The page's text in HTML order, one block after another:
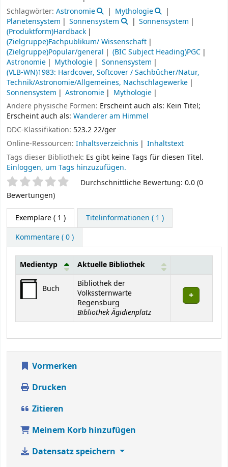
Schlagwörter: Astronomie
Mythologie
Planetensystem
Sonnensystem
Sonnensystem
(Produktform)Hardback
(Zielgruppe)Fachpublikum/ Wissenschaft
(Zielgruppe)Popular/general
(BIC Subject Heading)PGC
Astronomie
Mythologie
Sonnensystem
(VLB-WN)1983: Hardcover, Softcover / Sachbücher/Natur,
Technik/Astronomie/Allgemeines, Nachschlagewerke
Sonnensystem
Astronomie
Mythologie
Andere physische Formen: Erscheint auch als: Kein Titel;
Erscheint auch als: Wanderer am Himmel
DDC-Klassifikation: 523.2 22/ger
Online-Ressourcen: Inhaltsverzeichnis
Inhaltstext
Tags dieser Bibliothek: Es gibt keine Tags für diesen Titel.
Einloggen, um Tags hinzuzufügen.
SternchenbewertungDurchschnittliche Bewertung: 0.0 (0
Bewertungen)
Exemplare( 1 )
Titelinformationen ( 1 )
Kommentare ( 0 )
Exemplare
Medientyp Aktuelle Bibliothek
Buch
Bibliothek der
Volkssternwarte
Regensburg
Bibliothek Ägidienplatz
Vormerken
Drucken
Zitieren
Meinem Korb hinzufügen
Datensatz speichern